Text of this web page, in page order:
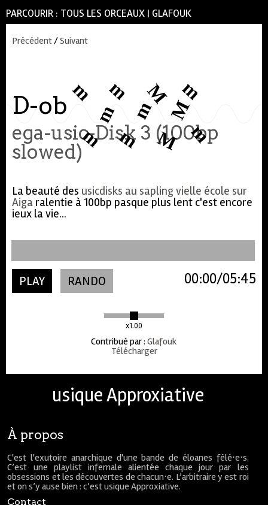
PARCOURIR : TOUS LES ORCEAUX | GLAFOUK
Précédent/Suivant
D-ob
ega-usic-Disk 3 (100bp
slowed)
La beauté des usicdisks au sapling vielle école sur
Aiga ralentie à 100bp pasque plus lent c'est encore
ieux la vie...
PLAY RANDO
x1.00
05:45
00:00
Contribué par: Glafouk
Télécharger
m
M
M
M
m
m
m
m
m
m
usique Approxiative
À propos
C'est l'exutoire anarchique d'une bande de éloanes fêlé⋅e⋅s.
C’est une playlist infernale alientée chaque jour par les
obsessions et les découvertes de chacun⋅e. L’arbitraire y est roi
et on s’y ause bien : c’est usique Approxiative.
Contact